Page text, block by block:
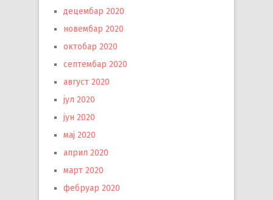
децембар 2020
новембар 2020
октобар 2020
септембар 2020
август 2020
јул 2020
јун 2020
мај 2020
април 2020
март 2020
фебруар 2020